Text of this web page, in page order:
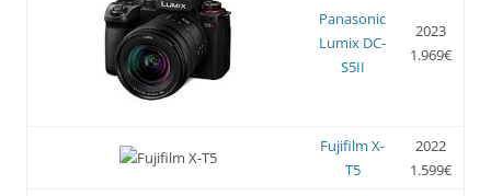
Panasonic
Lumix DC-
S5II
2023
1.969€
Fujifilm X-
T5
2022
1.599€